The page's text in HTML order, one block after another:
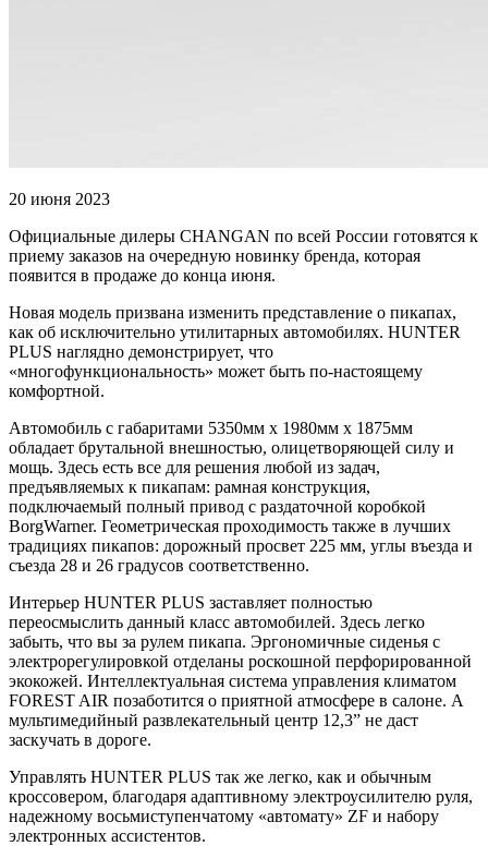
20 июня 2023
Официальные дилеры CHANGAN по всей России готовятся к
приему заказов на очередную новинку бренда, которая
появится в продаже до конца июня.
Новая модель призвана изменить представление о пикапах,
как об исключительно утилитарных автомобилях. HUNTER
PLUS наглядно демонстрирует, что
«многофункциональность» может быть по-настоящему
комфортной.
Автомобиль с габаритами 5350мм х 1980мм х 1875мм
обладает брутальной внешностью, олицетворяющей силу и
мощь. Здесь есть все для решения любой из задач,
предъявляемых к пикапам: рамная конструкция,
подключаемый полный привод с раздаточной коробкой
BorgWarner. Геометрическая проходимость также в лучших
традициях пикапов: дорожный просвет 225 мм, углы въезда и
съезда 28 и 26 градусов соответственно.
Интерьер HUNTER PLUS заставляет полностью
переосмыслить данный класс автомобилей. Здесь легко
забыть, что вы за рулем пикапа. Эргономичные сиденья с
электрорегулировкой отделаны роскошной перфорированной
экокожей. Интеллектуальная система управления климатом
FOREST AIR позаботится о приятной атмосфере в салоне. А
мультимедийный развлекательный центр 12,3” не даст
заскучать в дороге.
Управлять HUNTER PLUS так же легко, как и обычным
кроссовером, благодаря адаптивному электроусилителю руля,
надежному восьмиступенчатому «автомату» ZF и набору
электронных ассистентов.